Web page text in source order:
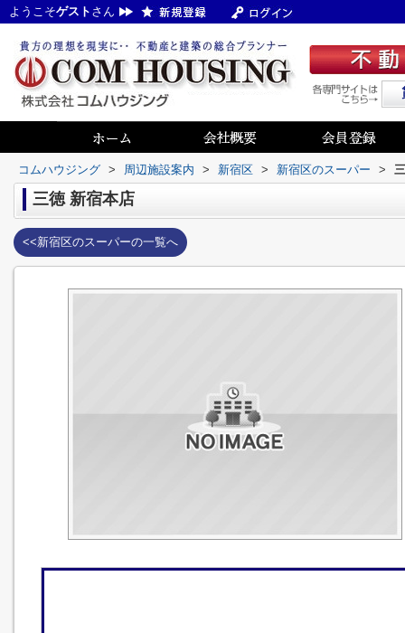
ようこそゲスト さん
コムハウジング > 周辺施設案内 > 新宿区 > 新宿区のスーパー >
三徳 新宿本店
<<新宿区のスーパーの一覧へ